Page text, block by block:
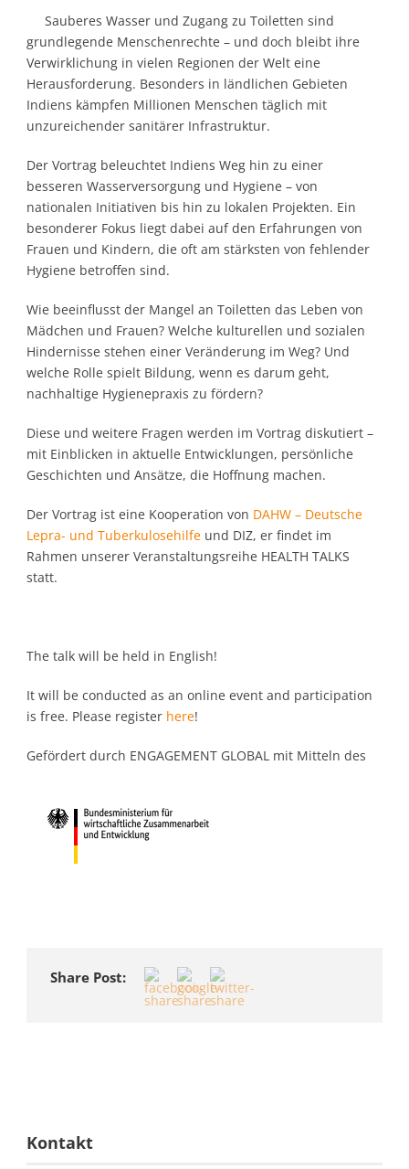
Sauberes Wasser und Zugang zu Toiletten sind
grundlegende Menschenrechte – und doch bleibt ihre
Verwirklichung in vielen Regionen der Welt eine
Herausforderung. Besonders in ländlichen Gebieten
Indiens kämpfen Millionen Menschen täglich mit
unzureichender sanitärer Infrastruktur.
Der Vortrag beleuchtet Indiens Weg hin zu einer
besseren Wasserversorgung und Hygiene – von
nationalen Initiativen bis hin zu lokalen Projekten. Ein
besonderer Fokus liegt dabei auf den Erfahrungen von
Frauen und Kindern, die oft am stärksten von fehlender
Hygiene betroffen sind.
Wie beeinflusst der Mangel an Toiletten das Leben von
Mädchen und Frauen? Welche kulturellen und sozialen
Hindernisse stehen einer Veränderung im Weg? Und
welche Rolle spielt Bildung, wenn es darum geht,
nachhaltige Hygienepraxis zu fördern?
Diese und weitere Fragen werden im Vortrag diskutiert –
mit Einblicken in aktuelle Entwicklungen, persönliche
Geschichten und Ansätze, die Hoffnung machen.
Der Vortrag ist eine Kooperation von DAHW – Deutsche
Lepra- und Tuberkulosehilfe und DIZ, er findet im
Rahmen unserer Veranstaltungsreihe HEALTH TALKS
statt.
The talk will be held in English!
It will be conducted as an online event and participation
is free. Please register here!
Gefördert durch ENGAGEMENT GLOBAL mit Mitteln des
Share Post:
Kontakt